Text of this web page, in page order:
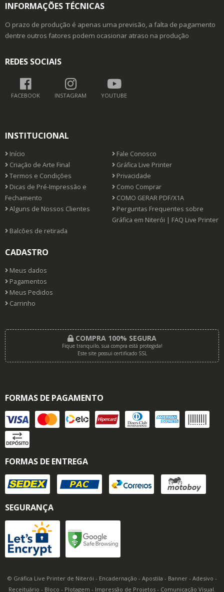
INFORMAÇÕES TÉCNICAS
O prazo de produção é apenas uma previsão, a falta de pagamento
dentre outros fatores podem ocasionar atraso na produção
REDES SOCIAIS
FACEBOOK INSTAGRAM YOUTUBE
INSTITUCIONAL
Início
Fale Conosco
Criação de Arte Final
Gráfica Live Printer
Termos e Condições
Privacidade
Dicas de Pré-Impressão e
Fechamento
Como Comprar
COMO GERAR PDF/X1A
Alguns de Nossos Clientes
Perguntas Frequentes sobre
Gráfica em Niterói | FAQ Live Printer
Balcões de retirada
CADASTRO
Meus dados
Pagamentos
Meus Pedidos
Carrinho
COMPRA 100% SEGURA
Fique tranquilo, sua compra está protegida!
Este site possui certificado SSL
FORMAS DE PAGAMENTO
FORMAS DE ENTREGA
SEGURANÇA
© Gráfica Live Printer de Niterói - Encadernação - Apostila - Banner - Adesivo -
Receituário - Bloco - Plotagem - Impressão de Projetos - Comunicação Visual.